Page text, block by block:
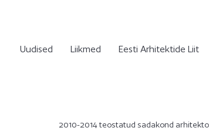
Uudised Liikmed Eesti Arhitektide Liit
2010-2014 teostatud sadakond